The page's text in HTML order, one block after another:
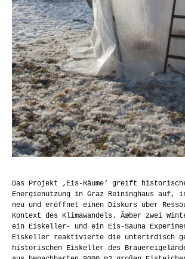
Das Projekt ‚Eis-Räume‘ greift
Energienutzung in Graz Reininghaus
neu und eröffnet einen Diskurs über
Kontext des Klimawandels. Ãœber zwei
ein Eiskeller- und ein Eis-Sauna
Eiskeller reaktivierte die unterirdisch
historischen Eiskeller des